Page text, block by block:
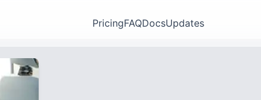
PricingFAQDocsUpdates